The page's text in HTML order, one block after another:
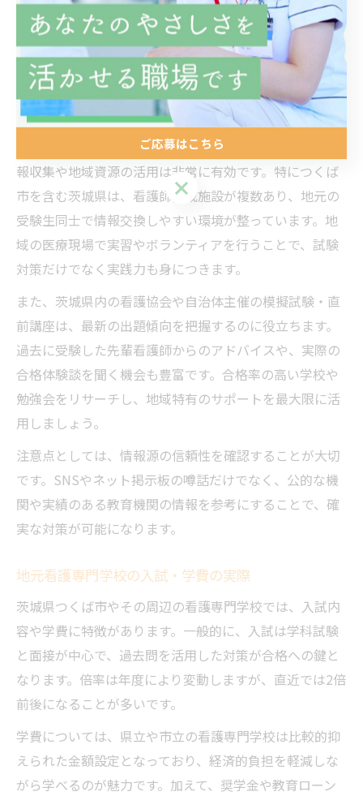
茨城で看護師資格取得を目指す秘訣
看護師国家試験合格への茨城県活用術
看護師国家試験の合格を目指すうえで、茨城県内での情
報収集や地域資源の活用は非常に有効です。特につくば
市を含む茨城県は、看護師養成施設が複数あり、地元の
受験生同士で情報交換しやすい環境が整っています。地
域の医療現場で実習やボランティアを行うことで、試験
対策だけでなく実践力も身につきます。
また、茨城県内の看護協会や自治体主催の模擬試験・直
前講座は、最新の出題傾向を把握するのに役立ちます。
過去に受験した先輩看護師からのアドバイスや、実際の
合格体験談を聞く機会も豊富です。合格率の高い学校や
勉強会をリサーチし、地域特有のサポートを最大限に活
用しましょう。
注意点としては、情報源の信頼性を確認することが大切
です。SNSやネット掲示板の噂話だけでなく、公的な機
関や実績のある教育機関の情報を参考にすることで、確
実な対策が可能になります。
地元看護専門学校の入試・学費の実際
茨城県つくば市やその周辺の看護専門学校では、入試内
容や学費に特徴があります。一般的に、入試は学科試験
と面接が中心で、過去問を活用した対策が合格への鍵と
なります。倍率は年度により変動しますが、直近では2倍
前後になることが多いです。
学費については、県立や市立の看護専門学校は比較的抑
えられた金額設定となっており、経済的負担を軽減しな
がら学べるのが魅力です。加えて、奨学金や教育ローン
ご応募はこちら
ご応募はこちら